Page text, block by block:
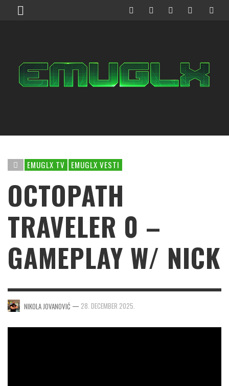
EMUGLX TV EMUGLX VESTI
OCTOPATH
TRAVELER 0 –
GAMEPLAY W/ NICK
NIKOLA JOVANOVIĆ — 28. DECEMBER 2025.